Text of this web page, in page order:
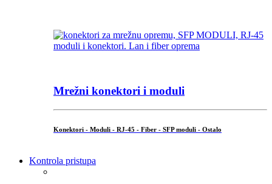
Mrežni konektori i moduli
Konektori - Moduli - RJ-45 - Fiber - SFP moduli - Ostalo
Kontrola pristupa